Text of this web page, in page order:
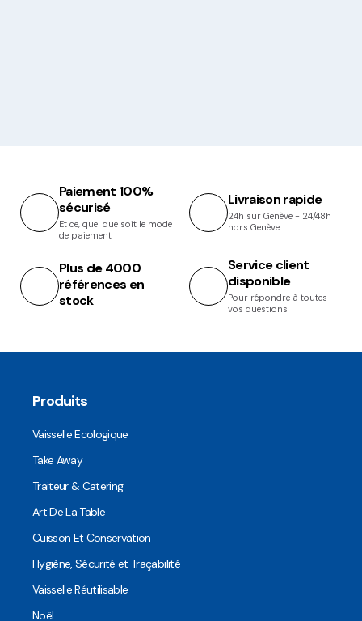
Paiement 100%
sécurisé
Et ce, quel que soit le mode
de paiement
Livraison rapide
24h sur Genève - 24/48h
hors Genève
Plus de 4000
références en
stock
Service client
disponible
Pour répondre à toutes
vos questions
Produits
Vaisselle Ecologique
Take Away
Traiteur & Catering
Art De La Table
Cuisson Et Conservation
Hygiène, Sécurité et Traçabilité
Vaisselle Réutilisable
Noël